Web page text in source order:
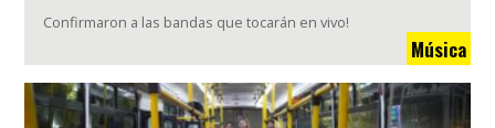
Confirmaron a las bandas que tocarán en vivo!
Música